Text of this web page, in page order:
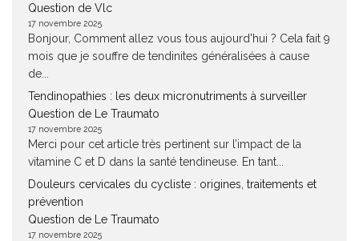
Question de Vlc
17 novembre 2025
Bonjour, Comment allez vous tous aujourd'hui ? Cela fait 9
mois que je souffre de tendinites généralisées à cause
de...
Tendinopathies : les deux micronutriments à surveiller
Question de Le Traumato
17 novembre 2025
Merci pour cet article très pertinent sur l’impact de la
vitamine C et D dans la santé tendineuse. En tant...
Douleurs cervicales du cycliste : origines, traitements et
prévention
Question de Le Traumato
17 novembre 2025